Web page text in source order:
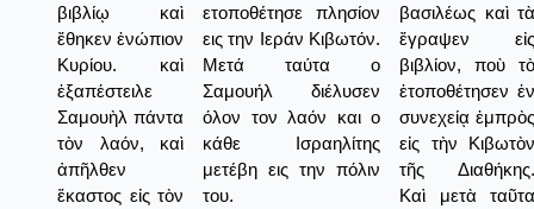
βιβλίῳ καὶ
ἔθηκεν ἐνώπιον
Κυρίου. καὶ
ἐξαπέστειλε
Σαμουὴλ πάντα
τὸν λαόν, καὶ
ἀπῆλθεν
ἕκαστος εἰς τὸν
ετοποθέτησε πλησίον
εις την Ιεράν Κιβωτόν.
Μετά ταύτα ο
Σαμουήλ διέλυσεν
όλον τον λαόν και ο
κάθε Ισραηλίτης
μετέβη εις την πόλιν
του.
βασιλέως καὶ τὰ
ἔγραψεν εἰς
βιβλίον, ποὺ τὸ
ἐτοποθέτησεν ἐν
συνεχείᾳ ἐμπρὸς
εἰς τὴν Κιβωτὸν
τῆς Διαθήκης.
Καὶ μετὰ ταῦτα